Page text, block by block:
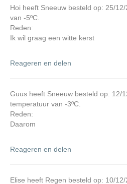
Hoi heeft Sneeuw besteld op: 25/
van -5ºC.
Reden:
Ik wil graag een witte kerst
Reageren en delen
Guus heeft Sneeuw besteld op: 12/
temperatuur van -3ºC.
Reden:
Daarom
Reageren en delen
Elise heeft Regen besteld op: 10/